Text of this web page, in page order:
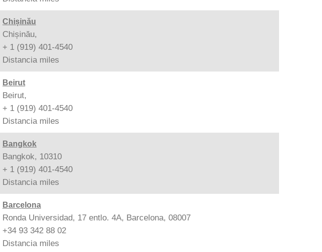
Chișinău
Chișinău,
+ 1 (919) 401-4540
Distancia miles
Beirut
Beirut,
+ 1 (919) 401-4540
Distancia miles
Bangkok
Bangkok, 10310
+ 1 (919) 401-4540
Distancia miles
Barcelona
Ronda Universidad, 17 entlo. 4A, Barcelona, 08007
+34 93 342 88 02
Distancia miles